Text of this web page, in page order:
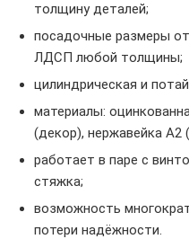
толщину деталей;
посадочные размеры
ЛДСП любой толщины;
цилиндрическая и
материалы:
(декор), нержавейка A2
работает в паре с
стяжка;
возможность
потери надёжности.